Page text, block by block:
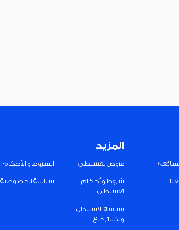
المزيد
عروض تقسيطي الشروط و الأحكام
شروط و أحكام
تقسيطي
سياسة الخصوصية
سياسة الاستبدال
والاسترجاع